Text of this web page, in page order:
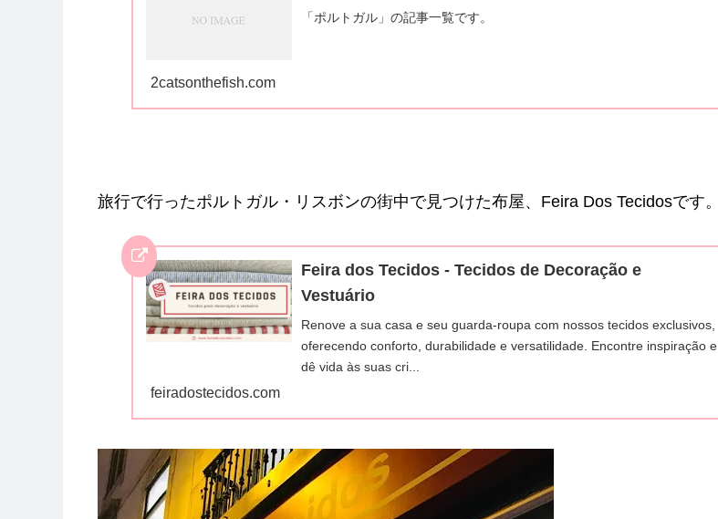
「ポルトガル」の記事一覧です。
2catsonthefish.com
旅行で行ったポルトガル・リスボンの街中で見つけた布屋、Feira Dos Tecidosです。
Feira dos Tecidos - Tecidos de Decoração e
Vestuário
Renove a sua casa e seu guarda-roupa com nossos tecidos exclusivos,
oferecendo conforto, durabilidade e versatilidade. Encontre inspiração e
dê vida às suas cri...
feiradostecidos.com